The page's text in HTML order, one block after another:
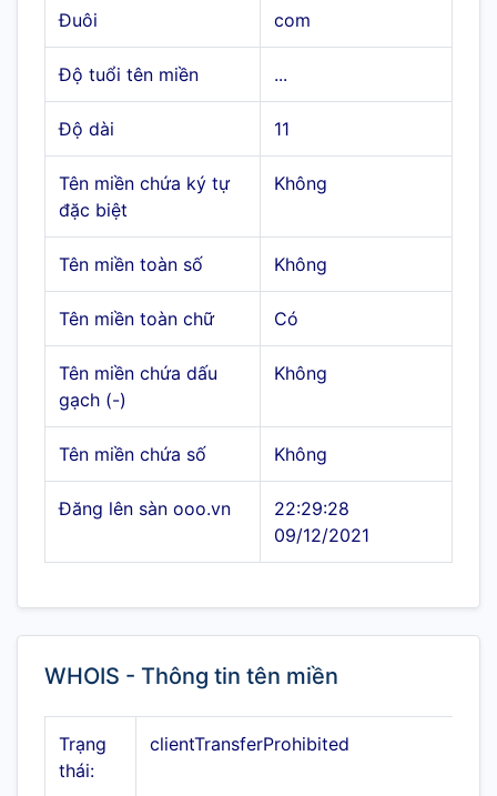
Đuôi com
Độ tuổi tên miền ...
Độ dài 11
Tên miền chứa ký tự
đặc biệt
Không
Tên miền toàn số Không
Tên miền toàn chữ Có
Tên miền chứa dấu
gạch (-)
Không
Tên miền chứa số Không
Đăng lên sàn ooo.vn
22:29:28
09/12/2021
WHOIS - Thông tin tên miền
Trạng
thái:
clientTransferProhibited